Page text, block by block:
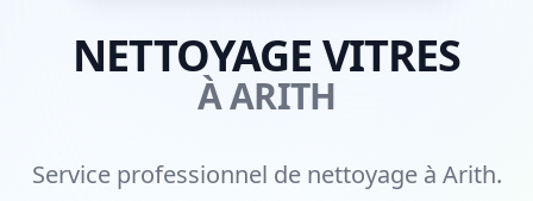
NETTOYAGE VITRES
À ARITH
Service professionnel de nettoyage à Arith.